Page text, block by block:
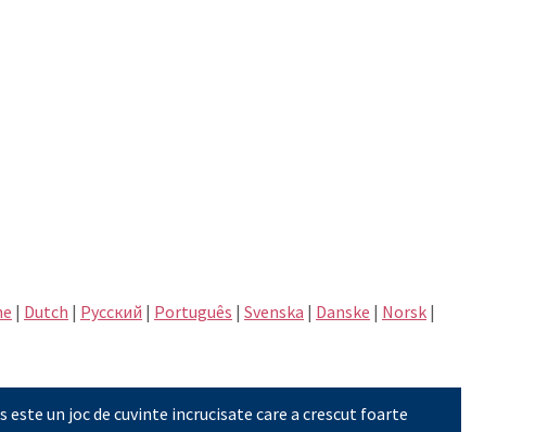
| Dutch | Pусский | Português | Svenska | Danske | Norsk |
este un joc de cuvinte incrucisate care a crescut foarte